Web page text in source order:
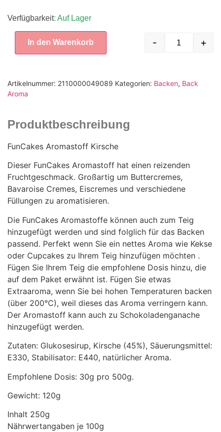
Verfügbarkeit: Auf Lager
- +
In den Warenkorb
Artikelnummer: 2110000049089 Kategorien: Backen, Back
Aroma
Produktbeschreibung
FunCakes Aromastoff Kirsche
Dieser FunCakes Aromastoff hat einen reizenden
Fruchtgeschmack. Großartig um Buttercremes,
Bavaroise Cremes, Eiscremes und verschiedene
Füllungen zu aromatisieren.
Die FunCakes Aromastoffe können auch zum Teig
hinzugefügt werden und sind folglich für das Backen
passend. Perfekt wenn Sie ein nettes Aroma wie Kekse
oder Cupcakes zu Ihrem Teig hinzufügen möchten .
Fügen Sie Ihrem Teig die empfohlene Dosis hinzu, die
auf dem Paket erwähnt ist. Fügen Sie etwas
Extraaroma, wenn Sie bei hohen Temperaturen backen
(über 200°C), weil dieses das Aroma verringern kann.
Der Aromastoff kann auch zu Schokoladenganache
hinzugefügt werden.
Zutaten: Glukosesirup, Kirsche (45%), Säuerungsmittel:
E330, Stabilisator: E440, natürlicher Aroma.
Empfohlene Dosis: 30g pro 500g.
Gewicht: 120g
Inhalt 250g
Nährwertangaben je 100g